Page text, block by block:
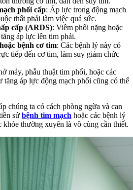
phổi cấp: Áp lực trong động mạch
thất phải làm việc quá sức.
cấp (ARDS): Viêm phổi nặng hoặc
áp lực lên tim phải.
bệnh cơ tim: Các bệnh lý này có
tiếp đến cơ tim, làm suy giảm chức
máy, phẫu thuật tim phổi, hoặc các
tăng áp lực động mạch phổi cũng có thể
chúng ta có cách phòng ngừa và can
sử bệnh tim mạch hoặc các bệnh lý
khỏe thường xuyên là vô cùng cần thiết.